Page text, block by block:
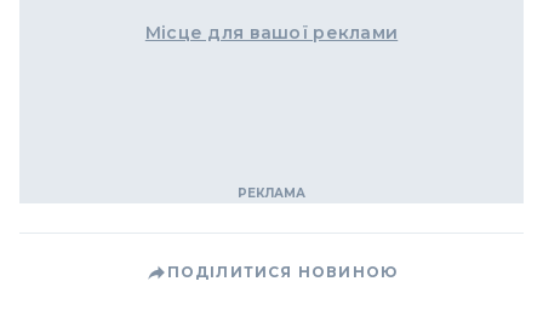
Місце для вашої реклами
ПОДІЛИТИСЯ НОВИНОЮ